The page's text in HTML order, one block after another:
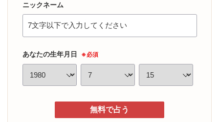
ニックネーム
あなたの生年月日 ※必須
無料で占う